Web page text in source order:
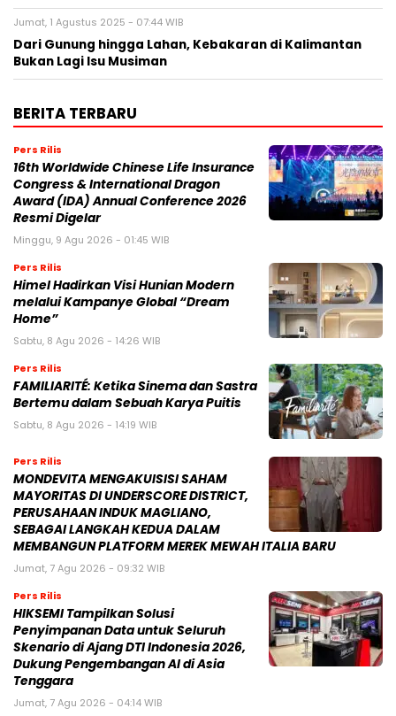
Jumat, 1 Agustus 2025 - 07:44 WIB
Dari Gunung hingga Lahan, Kebakaran di Kalimantan
Bukan Lagi Isu Musiman
BERITA TERBARU
Pers Rilis
16th Worldwide Chinese Life Insurance
Congress & International Dragon
Award (IDA) Annual Conference 2026
Resmi Digelar
Minggu, 9 Agu 2026 - 01:45 WIB
Pers Rilis
Himel Hadirkan Visi Hunian Modern
melalui Kampanye Global “Dream
Home”
Sabtu, 8 Agu 2026 - 14:26 WIB
Pers Rilis
FAMILIARITÉ: Ketika Sinema dan Sastra
Bertemu dalam Sebuah Karya Puitis
Sabtu, 8 Agu 2026 - 14:19 WIB
Pers Rilis
MONDEVITA MENGAKUISISI SAHAM
MAYORITAS DI UNDERSCORE DISTRICT,
PERUSAHAAN INDUK MAGLIANO,
SEBAGAI LANGKAH KEDUA DALAM
MEMBANGUN PLATFORM MEREK MEWAH ITALIA BARU
Jumat, 7 Agu 2026 - 09:32 WIB
Pers Rilis
HIKSEMI Tampilkan Solusi
Penyimpanan Data untuk Seluruh
Skenario di Ajang DTI Indonesia 2026,
Dukung Pengembangan AI di Asia
Tenggara
Jumat, 7 Agu 2026 - 04:14 WIB